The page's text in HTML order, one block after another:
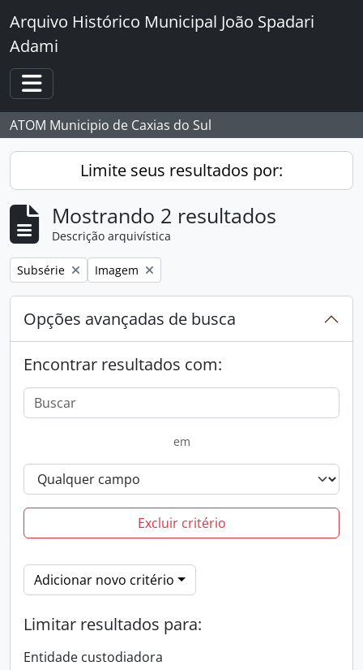
Skip to main content
Arquivo Histórico Municipal João Spadari
Adami
Toggle navigation
ATOM Municipio de Caxias do Sul
Limite seus resultados por:
Mostrando 2 resultados
Descrição arquivística
Remover filtro:
Subsérie Remover filtro:
Imagem
Opções avançadas de busca
Encontrar resultados com:
em
Excluir critério
Adicionar novo critério
Limitar resultados para:
Entidade custodiadora